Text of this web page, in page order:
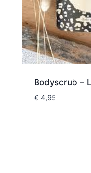
Bodyscrub –
€ 4,95